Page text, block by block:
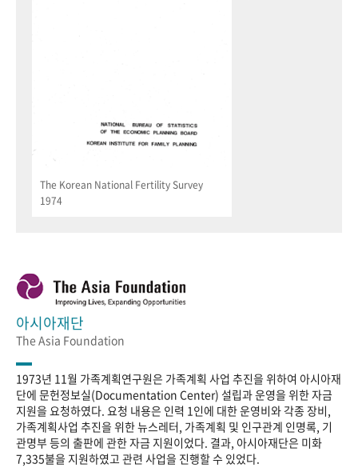
The Korean National Fertility Survey
1974
아시아재단
The Asia Foundation
1973년 11월 가족계획연구원은 가족계획 사업 추진을 위하여 아시아재
단에 문헌정보실(Documentation Center) 설립과 운영을 위한 자금
지원을 요청하였다. 요청 내용은 인력 1인에 대한 운영비와 각종 장비,
가족계획사업 추진을 위한 뉴스레터, 가족계획 및 인구관계 인명록, 기
관명부 등의 출판에 관한 자금 지원이었다. 결과, 아시아재단은 미화
7,335불을 지원하였고 관련 사업을 진행할 수 있었다.